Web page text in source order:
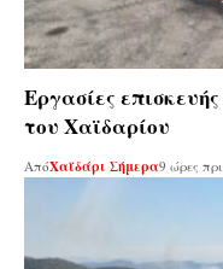
Εργασίες
του Χαϊδαρίου
ΑπόΧαϊδάρι Σήμερα9 ώρες